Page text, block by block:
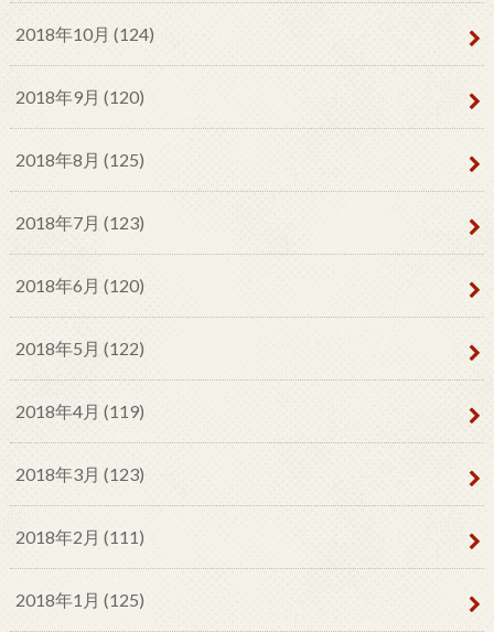
2018年10月 (124)
2018年9月 (120)
2018年8月 (125)
2018年7月 (123)
2018年6月 (120)
2018年5月 (122)
2018年4月 (119)
2018年3月 (123)
2018年2月 (111)
2018年1月 (125)